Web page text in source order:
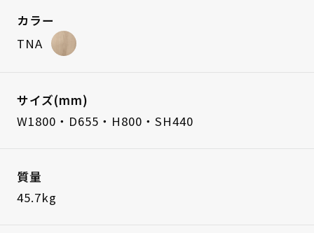
カラー
TNA
サイズ(mm)
W1800・D655・H800・SH440
質量
45.7kg